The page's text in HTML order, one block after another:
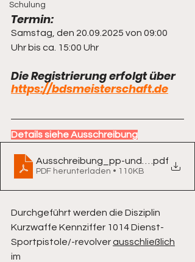
Schulung
Termin:
Samstag, den 20.09.2025 von 09:00
Uhr bis ca. 15:00 Uhr
Die Registrierung erfolgt über
https://bdsmeisterschaft.de
Details siehe Ausschreibung
Ausschreibung_pp-und-ppk-
.pdf
PDF herunterladen • 110KB
Durchgeführt werden die Disziplin
Kurzwaffe Kennziffer 1014 Dienst-
Sportpistole/-revolver ausschließlich
im